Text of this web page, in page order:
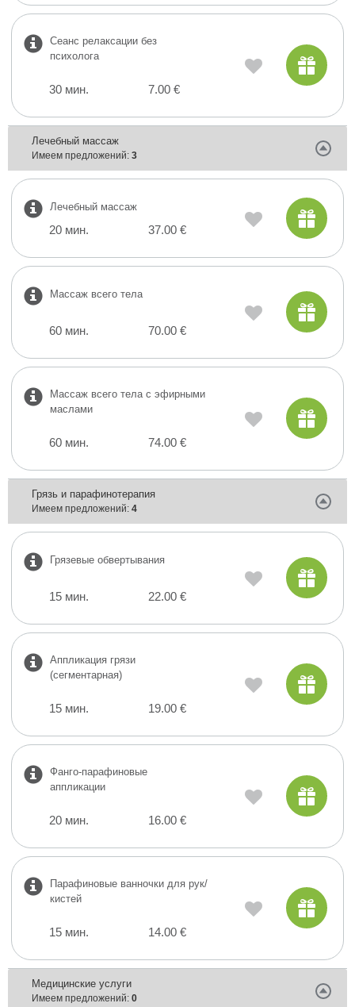
Сеанс релаксации без
психолога
30 мин. 7.00 €
Лечебный массаж
Имеем предложений: 3
Лечебный массаж
20 мин. 37.00 €
Массаж всего тела
60 мин. 70.00 €
Массаж всего тела с эфирными
маслами
60 мин. 74.00 €
Грязь и парафинотерапия
Имеем предложений: 4
Грязевые обвертывания
15 мин. 22.00 €
Аппликация грязи
(сегментарная)
15 мин. 19.00 €
Фанго-парафиновые
аппликации
20 мин. 16.00 €
Парафиновые ванночки для рук/
кистей
15 мин. 14.00 €
Медицинские услуги
Имеем предложений: 0